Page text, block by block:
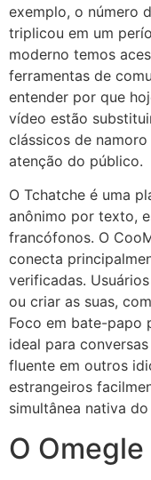
exemplo, o número
triplicou em um
moderno temos
ferramentas de
entender por que
vídeo estão
clássicos de
atenção do público.
O Tchatche é uma
anônimo por texto,
francófonos. O
conecta
verificadas.
ou criar as suas,
Foco em bate-papo
ideal para
fluente em outros
estrangeiros
simultânea nativa
O